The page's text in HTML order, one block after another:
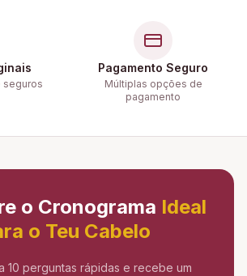
seguros
Pagamento Seguro
Múltiplas opções de
pagamento
o Cronograma Ideal
o Teu Cabelo
10 perguntas rápidas e recebe um